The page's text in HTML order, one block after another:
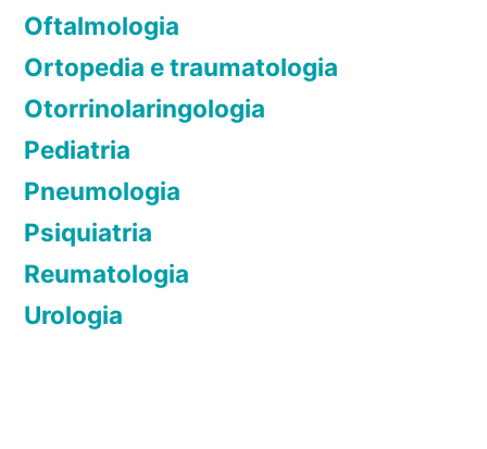
Oftalmologia
Ortopedia e traumatologia
Otorrinolaringologia
Pediatria
Pneumologia
Psiquiatria
Reumatologia
Urologia